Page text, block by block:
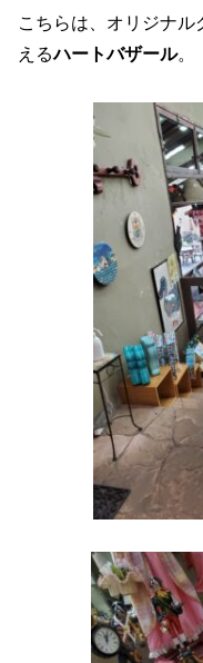
こちらは、オリジナ
えるハートバザール。